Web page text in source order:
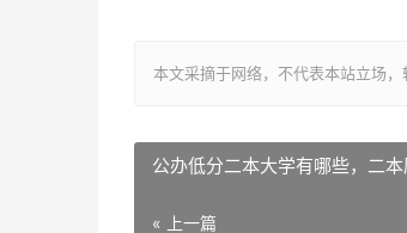
本文采摘于网络，不代表本站立场
公办低分二本大学有哪些，二
« 上一篇